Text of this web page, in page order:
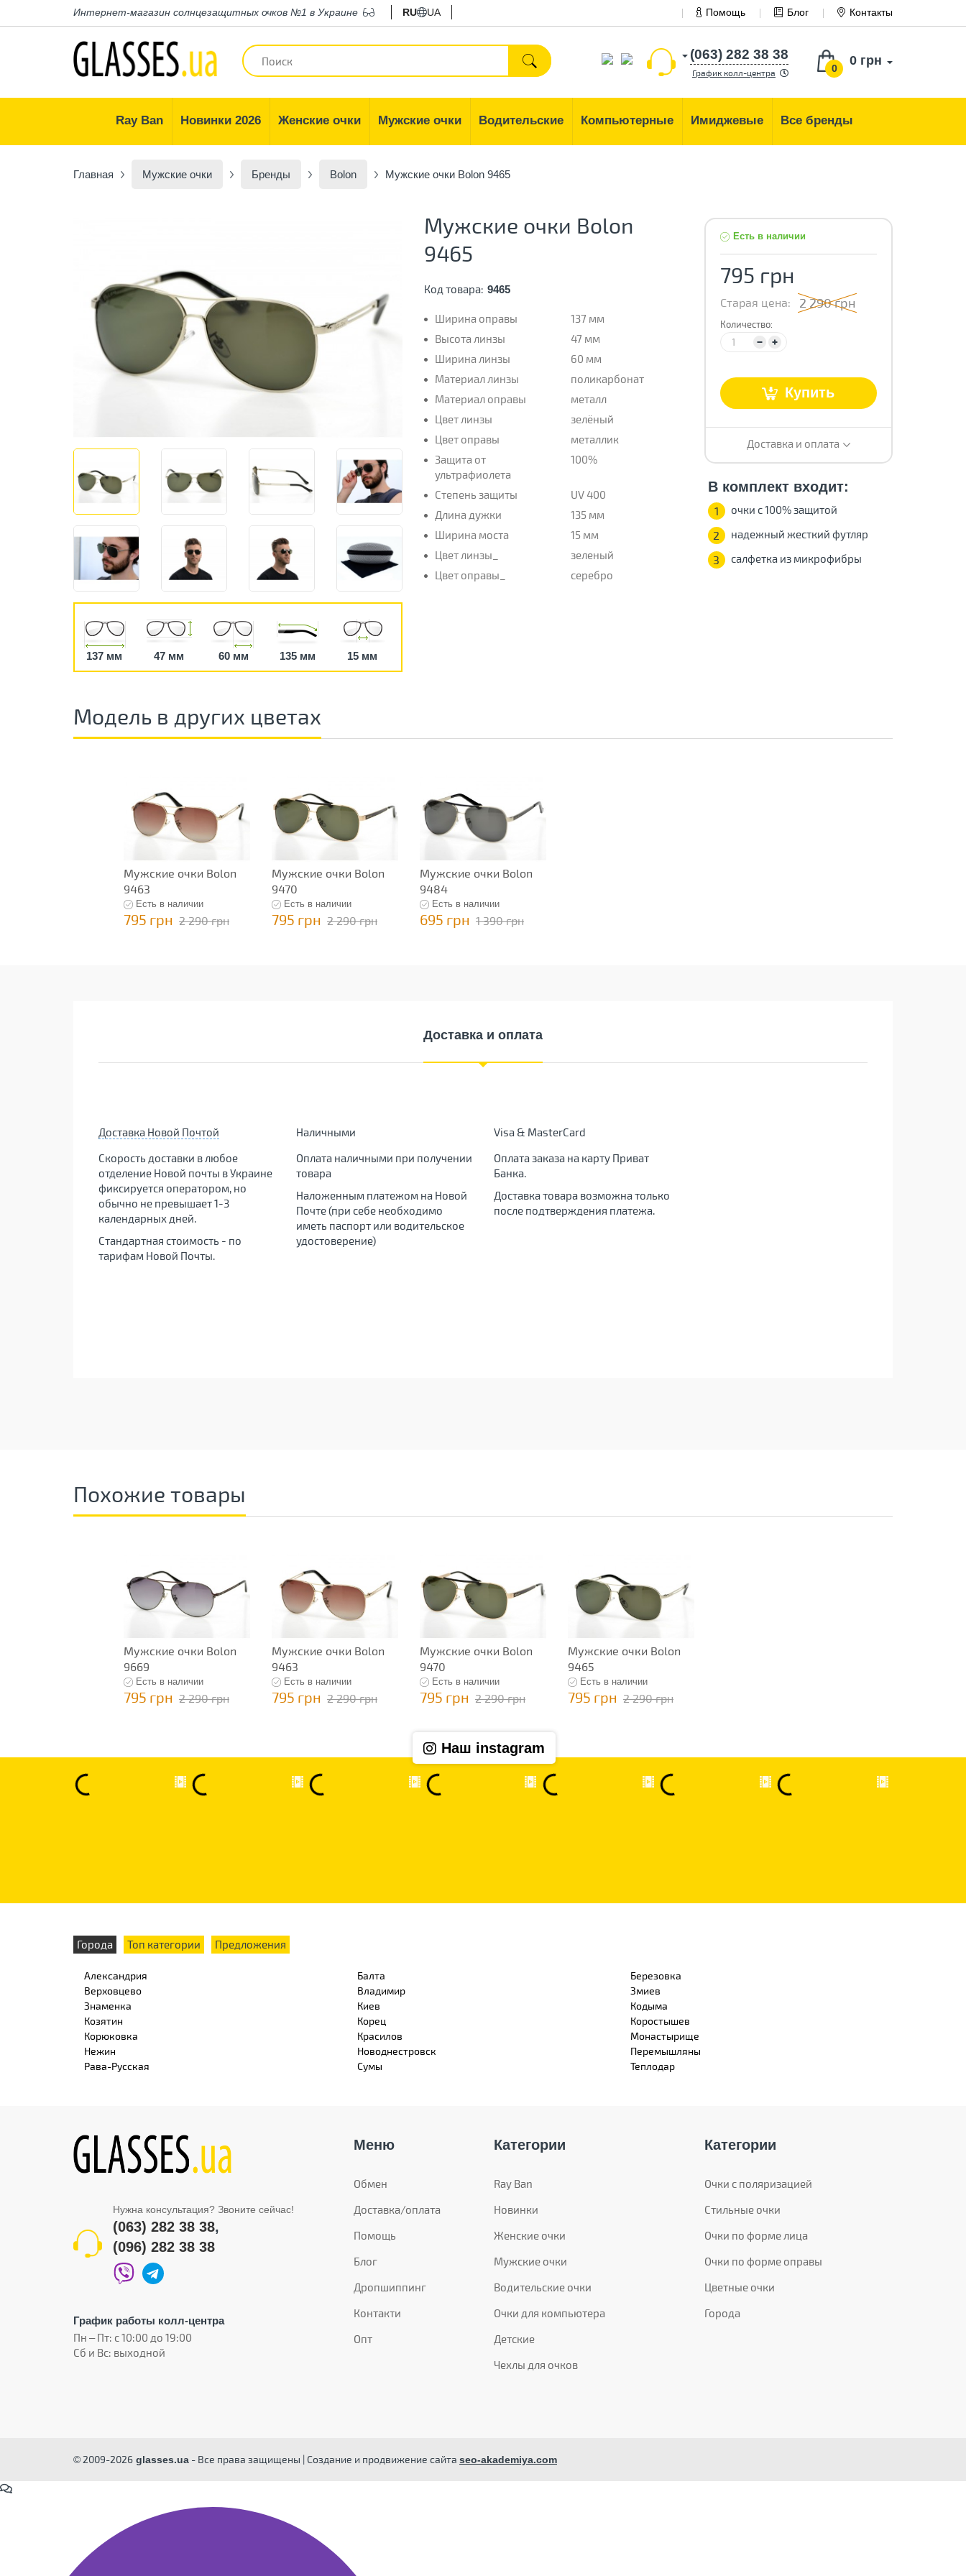
Интернет-магазин солнцезащитных очков №1 в Украине RU UA Помощь Блог Контакты
0
0 грн
(063) 282 38 38
График колл-центра
Ray Ban Новинки 2026 Женские очки Мужские очки Водительские Компьютерные Имиджевые Все бренды
Главная Мужские очки Бренды Bolon Мужские очки Bolon 9465
137 мм 47 мм 60 мм 135 мм 15 мм
Мужские очки Bolon
9465
Код товара: 9465
Ширина оправы
137 мм
Высота линзы
47 мм
Ширина линзы
60 мм
Материал линзы
поликарбонат
Материал оправы
металл
Цвет линзы
зелёный
Цвет оправы
металлик
Защита от
ультрафиолета
100%
Степень защиты
UV 400
Длина дужки
135 мм
Ширина моста
15 мм
Цвет линзы_
зеленый
Цвет оправы_
серебро
Есть в наличии
795 грн
Старая цена: 2 290 грн
Количество:
Купить
Доставка и оплата
В комплект входит:
1 очки с 100% защитой
2 надежный жесткий футляр
3 салфетка из микрофибры
Модель в других цветах
Мужские очки Bolon
9463
Есть в наличии
795 грн 2 290 грн
Мужские очки Bolon
9470
Есть в наличии
795 грн 2 290 грн
Мужские очки Bolon
9484
Есть в наличии
695 грн 1 390 грн
Доставка и оплата
Доставка Новой Почтой
Скорость доставки в любое
отделение Новой почты в Украине
фиксируется оператором, но
обычно не превышает 1-3
календарных дней.
Стандартная стоимость - по
тарифам Новой Почты.
Наличными
Оплата наличными при получении
товара
Наложенным платежом на Новой
Почте (при себе необходимо
иметь паспорт или водительское
удостоверение)
Visa & MasterCard
Оплата заказа на карту Приват
Банка.
Доставка товара возможна только
после подтверждения платежа.
Похожие товары
Мужские очки Bolon
9669
Есть в наличии
795 грн 2 290 грн
Мужские очки Bolon
9463
Есть в наличии
795 грн 2 290 грн
Мужские очки Bolon
9470
Есть в наличии
795 грн 2 290 грн
Мужские очки Bolon
9465
Есть в наличии
795 грн 2 290 грн
Наш instagram
Города Топ категории Предложения
Александрия Балта
Березовка
Верховцево
Владимир
Змиев
Знаменка
Киев
Кодыма
Козятин
Корец
Коростышев
Корюковка
Красилов
Монастырище
Нежин
Новоднестровск
Перемышляны
Рава-Русская
Сумы Теплодар
Нужна консультация? Звоните сейчас!
(063) 282 38 38,
(096) 282 38 38
График работы колл-центра
Пн – Пт: с 10:00 до 19:00
Сб и Вс: выходной
Меню
Обмен
Доставка/оплата
Помощь
Блог
Дропшиппинг
Контакти
Опт
Категории
Ray Ban
Новинки
Женские очки
Мужские очки
Водительские очки
Очки для компьютера
Детские
Чехлы для очков
Категории
Очки с поляризацией
Стильные очки
Очки по форме лица
Очки по форме оправы
Цветные очки
Города
© 2009-2026 glasses.ua - Все права защищены | Создание и продвижение сайта seo-akademiya.com